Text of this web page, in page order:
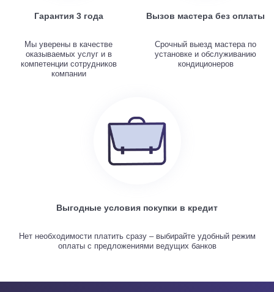
Гарантия 3 года
Мы уверены в качестве
оказываемых услуг и в
компетенции сотрудников
компании
Вызов мастера без оплаты
Срочный выезд мастера по
установке и обслуживанию
кондиционеров
Выгодные условия покупки в кредит
Нет необходимости платить сразу – выбирайте удобный режим
оплаты с предложениями ведущих банков